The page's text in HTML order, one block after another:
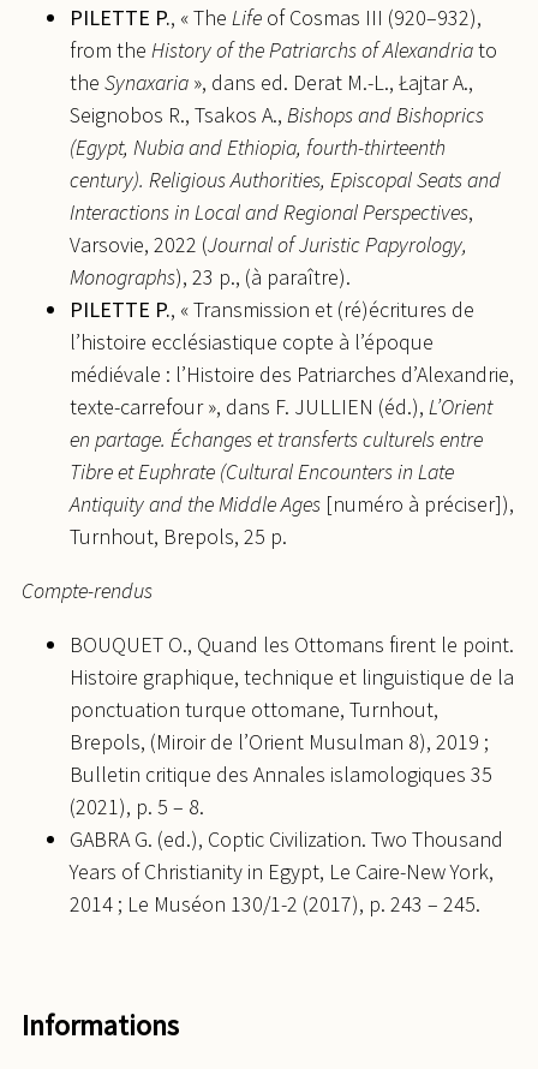
between the History of the Patriarchs of
Alexandria and the Copto-Arabic Synaxarion.
BAUSI A. et al. (eds), Time and History in Africa
(Africana Ambrosiana 4) , 2019, 978-88-6894-320-2.
⟨halshs-03064659⟩
PILETTE P., « The Life of Cosmas III (920–932),
from the History of the Patriarchs of Alexandriato
the Synaxaria », dans ed. Derat M.-L., Łajtar A.,
Seignobos R., Tsakos A., Bishops and Bishoprics
(Egypt, Nubia and Ethiopia, fourth-thirteenth
century). Religious Authorities, Episcopal Seats and
Interactions in Local and Regional Perspectives,
Varsovie, 2022 (Journal of Juristic Papyrology,
Monographs), 23 p., (à paraître).
PILETTE P., « Transmission et (ré)écritures de
l’histoire ecclésiastique copte à l’époque
médiévale : l’Histoire des Patriarches d’Alexandrie,
texte-carrefour », dans F. JULLIEN (éd.), L’Orient
en partage. Échanges et transferts culturels entre
Tibre et Euphrate (Cultural Encounters in Late
Antiquity and the Middle Ages [numéro à préciser]),
Turnhout, Brepols, 25 p.
Compte-rendus
BOUQUET O., Quand les Ottomans firent le point.
Histoire graphique, technique et linguistique de la
ponctuation turque ottomane, Turnhout,
Brepols, (Miroir de l’Orient Musulman 8), 2019 ;
Bulletin critique des Annales islamologiques 35
(2021), p. 5 – 8.
GABRA G. (ed.), Coptic Civilization. Two Thousand
Years of Christianity in Egypt, Le Caire-New York,
2014 ; Le Muséon 130/1-2 (2017), p. 243 – 245.
Informations